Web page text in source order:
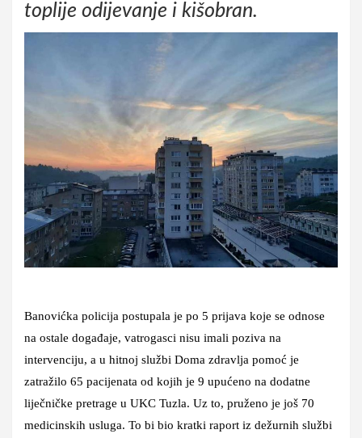
toplije odijevanje i kišobran.
Banovićka policija postupala je po 5 prijava koje se odnose
na ostale događaje, vatrogasci nisu imali poziva na
intervenciju, a u hitnoj službi Doma zdravlja pomoć je
zatražilo 65 pacijenata od kojih je 9 upućeno na dodatne
liječničke pretrage u UKC Tuzla. Uz to, pruženo je još 70
medicinskih usluga. To bi bio kratki raport iz dežurnih službi